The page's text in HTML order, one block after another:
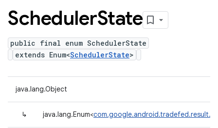
SchedulerState
public final enum SchedulerState
extends Enum<SchedulerState>
java.lang.Object
↳ java.lang.Enum<